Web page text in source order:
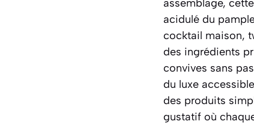
assemblage,
acidulé du
cocktail maison,
des ingrédients
convives sans
du luxe
des produits
gustatif où